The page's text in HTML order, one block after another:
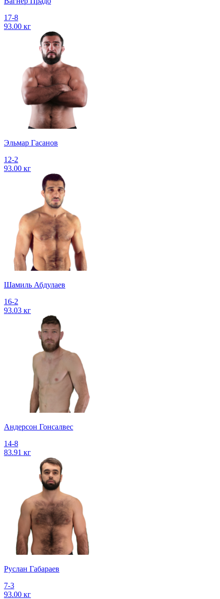
17-8
93.00 кг
Эльмар Гасанов
12-2
93.00 кг
Шамиль Абдулаев
16-2
93.03 кг
Андерсон Гонсалвес
14-8
83.91 кг
Руслан Габараев
7-3
93.00 кг